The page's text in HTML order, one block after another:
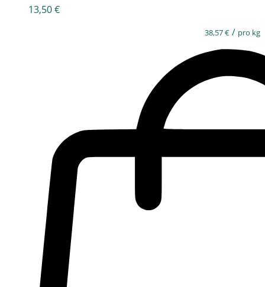
13,50€
38,57€ / pro kg